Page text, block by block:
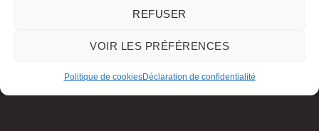
REFUSER
VOIR LES PRÉFÉRENCES
Politique de cookiesDéclaration de confidentialité